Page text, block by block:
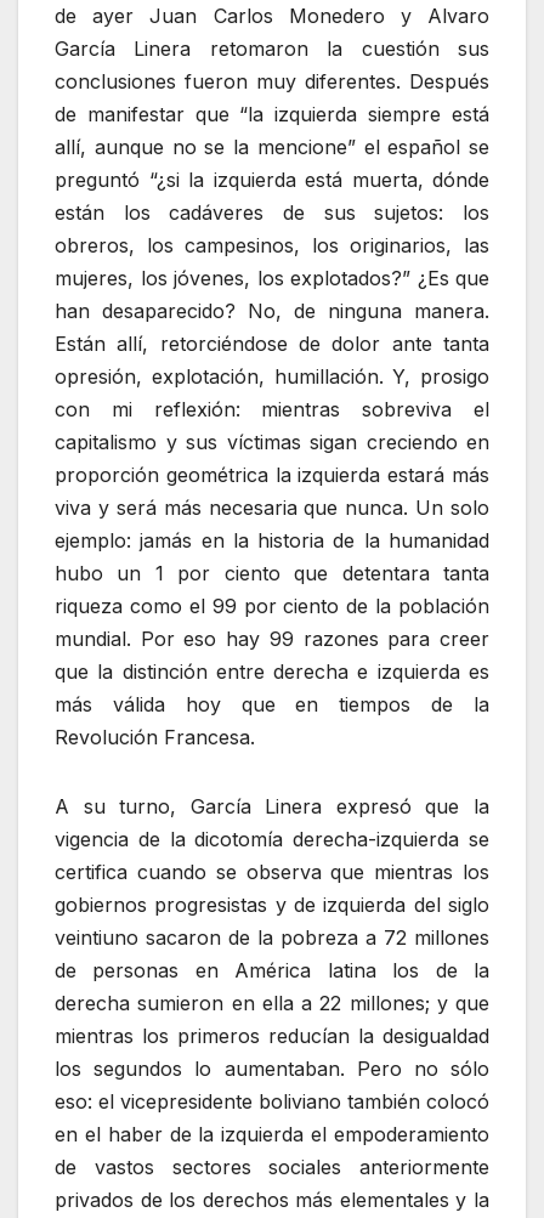
de ayer Juan Carlos Monedero y Alvaro
García Linera retomaron la cuestión sus
conclusiones fueron muy diferentes. Después
de manifestar que “la izquierda siempre está
allí, aunque no se la mencione” el español se
preguntó “¿si la izquierda está muerta, dónde
están los cadáveres de sus sujetos: los
obreros, los campesinos, los originarios, las
mujeres, los jóvenes, los explotados?” ¿Es que
han desaparecido? No, de ninguna manera.
Están allí, retorciéndose de dolor ante tanta
opresión, explotación, humillación. Y, prosigo
con mi reflexión: mientras sobreviva el
capitalismo y sus víctimas sigan creciendo en
proporción geométrica la izquierda estará más
viva y será más necesaria que nunca. Un solo
ejemplo: jamás en la historia de la humanidad
hubo un 1 por ciento que detentara tanta
riqueza como el 99 por ciento de la población
mundial. Por eso hay 99 razones para creer
que la distinción entre derecha e izquierda es
más válida hoy que en tiempos de la
Revolución Francesa.
A su turno, García Linera expresó que la
vigencia de la dicotomía derecha-izquierda se
certifica cuando se observa que mientras los
gobiernos progresistas y de izquierda del siglo
veintiuno sacaron de la pobreza a 72 millones
de personas en América latina los de la
derecha sumieron en ella a 22 millones; y que
mientras los primeros reducían la desigualdad
los segundos lo aumentaban. Pero no sólo
eso: el vicepresidente boliviano también colocó
en el haber de la izquierda el empoderamiento
de vastos sectores sociales anteriormente
privados de los derechos más elementales y la